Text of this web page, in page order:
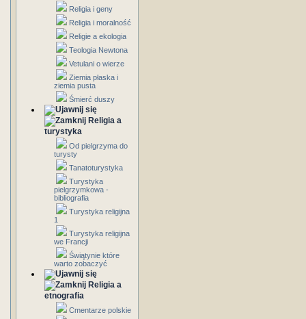
Religia i geny
Religia i moralność
Religie a ekologia
Teologia Newtona
Vetulani o wierze
Ziemia płaska i
ziemia pusta
Śmierć duszy
Religia a
turystyka
Od pielgrzyma do
turysty
Tanatoturystyka
Turystyka
pielgrzymkowa -
bibliografia
Turystyka religijna
1
Turystyka religijna
we Francji
Świątynie które
warto zobaczyć
Religia a
etnografia
Cmentarze polskie